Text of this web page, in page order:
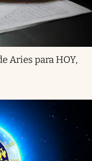
Aries para HOY,